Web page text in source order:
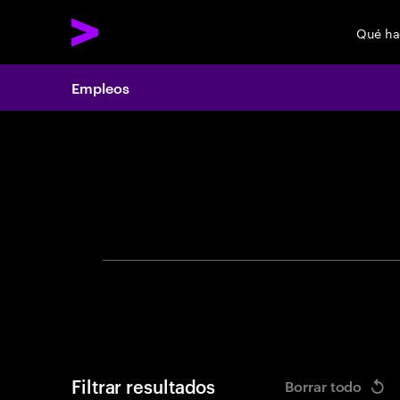
Qué
Empleos
Filtrar resultados Borrar todo